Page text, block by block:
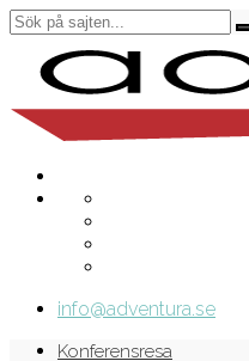
info@adventura.se
Konferensresa